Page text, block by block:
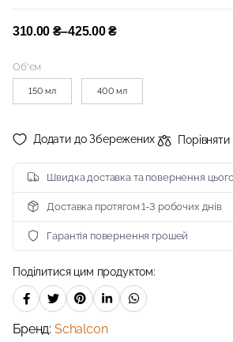
310.00 ₴–425.00₴
Об'єм
150 мл 400 мл
Додати до Збережених Порівняти
Швидка доставка та повернення
Доставка протягом 1-3 робочих днів
Гарантія повернення грошей
Поділитися цим продуктом:
Бренд: Schalcon